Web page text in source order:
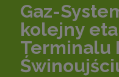
Gaz-
kolejny
Terminalu